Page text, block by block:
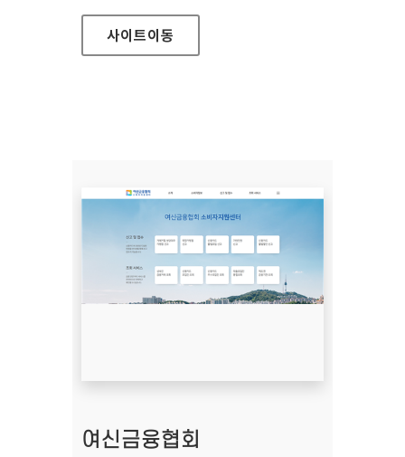
사이트이동
여신금융협회